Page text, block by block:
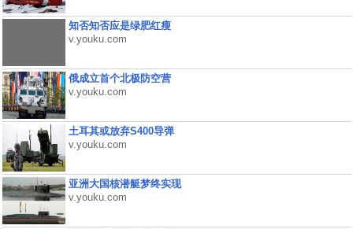
知否知否应是绿肥红瘦
v.youku.com
俄成立首个北极防空营
v.youku.com
土耳其或放弃S400导弹
v.youku.com
亚洲大国核潜艇梦终实现
v.youku.com